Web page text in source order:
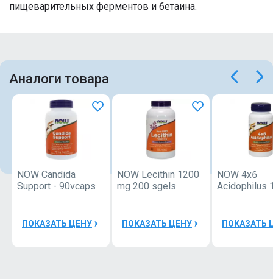
пищеварительных ферментов и бетаина.
Аналоги товара
NOW Candida
Support - 90vcaps
ПОКАЗАТЬ ЦЕНУ
NOW Lecithin 1200
mg 200 sgels
ПОКАЗАТЬ ЦЕНУ
NOW 4x6
Acidophilus
ПОКАЗАТЬ